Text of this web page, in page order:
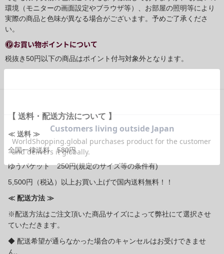
環境（モニターの画面設定やブラウザ等）、お部屋の照明等により
実際の商品と色味が異なる場合がございます。予めご了承くださ
い。
お買い物ポイントについて
税抜き50円以下の商品はポイント付与対象外となります。
【 送料・配送方法について 】
≪ 送料 ≫
全国一律送料 580円
ゆうパケット 250円(規定のサイズ等の条件有)
5,500円（税込）以上お買い上げで国内送料無料！！
≪ 配送方法 ≫
※配送方法はご注文頂いた商品サイズによって弊社にて選択させ
ていただきます。
◆ 配送希望が通らなかった場合のキャンセルはお受けできませ
ん。